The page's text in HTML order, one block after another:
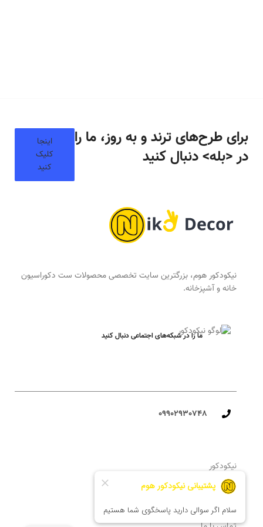
برای طرح‌های ترند و به روز، ما را
در <بله> دنبال کنید
اینجا
کلیک
کنید
نیکودکور هوم، بزرگترین سایت تخصصی محصولات ست دکوراسیون
خانه و آشپزخانه.
ما را در شبکه‌های اجتماعی دنبال کنید
09902930748​
نیکودکور
محصولات اتاق خواب کودک
درباره‌ی ما
NEW